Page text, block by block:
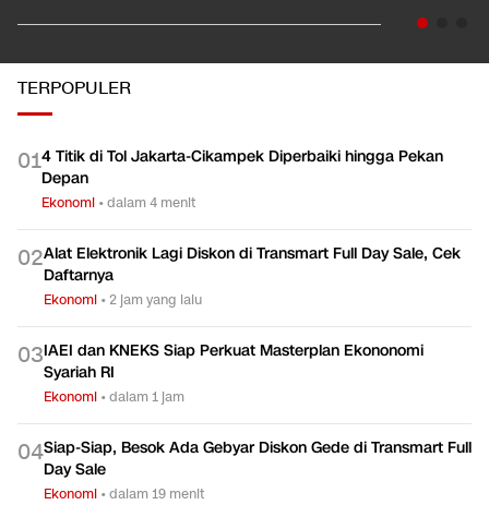
TERPOPULER
014 Titik di Tol Jakarta-Cikampek Diperbaiki hingga Pekan
Depan
Ekonomi •dalam 4 menit
02Alat Elektronik Lagi Diskon di Transmart Full Day Sale, Cek
Daftarnya
Ekonomi •2 jam yang lalu
03IAEI dan KNEKS Siap Perkuat Masterplan Ekononomi
Syariah RI
Ekonomi •dalam 1 jam
04Siap-Siap, Besok Ada Gebyar Diskon Gede di Transmart Full
Day Sale
Ekonomi •dalam 19 menit